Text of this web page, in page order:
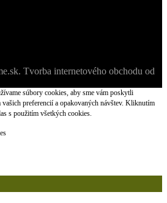
Tvorba internetového obchodu od
súbory cookies, aby sme vám poskytli
vašich preferencií a opakovaných návštev. Kliknutím
s použitím všetkých cookies.